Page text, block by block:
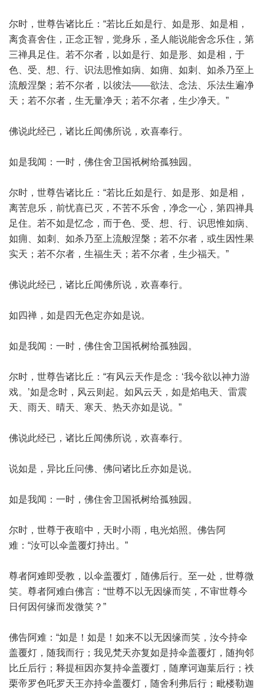
尔时，世尊告诸比丘：“若比丘如是行、如是形、如是相，
离贪喜舍住，正念正智，觉身乐，圣人能说能舍念乐住，第
三禅具足住。若不尔者，以如是行、如是形、如是相，于
色、受、想、行、识法思惟如病、如痈、如刺、如杀乃至上
流般涅槃；若不尔者，以彼法——欲法、念法、乐法生遍净
天；若不尔者，生无量净天；若不尔者，生少净天。”
佛说此经已，诸比丘闻佛所说，欢喜奉行。
如是我闻：一时，佛住舍卫国祇树给孤独园。
尔时，世尊告诸比丘：“若比丘如是行、如是形、如是相，
离苦息乐，前忧喜已灭，不苦不乐舍，净念一心，第四禅具
足住。若不如是忆念，而于色、受、想、行、识思惟如病、
如痈、如刺、如杀乃至上流般涅槃；若不尔者，或生因性果
实天；若不尔者，生福生天；若不尔者，生少福天。”
佛说此经已，诸比丘闻佛所说，欢喜奉行。
如四禅，如是四无色定亦如是说。
如是我闻：一时，佛住舍卫国祇树给孤独园。
尔时，世尊告诸比丘：“有风云天作是念：‘我今欲以神力游
戏。’如是念时，风云则起。如风云天，如是焰电天、雷震
天、雨天、晴天、寒天、热天亦如是说。”
佛说此经已，诸比丘闻佛所说，欢喜奉行。
说如是，异比丘问佛、佛问诸比丘亦如是说。
如是我闻：一时，佛住舍卫国祇树给孤独园。
尔时，世尊于夜暗中，天时小雨，电光焰照。佛告阿
难：“汝可以伞盖覆灯持出。”
尊者阿难即受教，以伞盖覆灯，随佛后行。至一处，世尊微
笑。尊者阿难白佛言：“世尊不以无因缘而笑，不审世尊今
日何因何缘而发微笑？”
佛告阿难：“如是！如是！如来不以无因缘而笑，汝今持伞
盖覆灯，随我而行；我见梵天亦复如是持伞盖覆灯，随拘邻
比丘后行；释提桓因亦复持伞盖覆灯，随摩诃迦葉后行；袟
栗帝罗色吒罗天王亦持伞盖覆灯，随舍利弗后行；毗楼勒迦